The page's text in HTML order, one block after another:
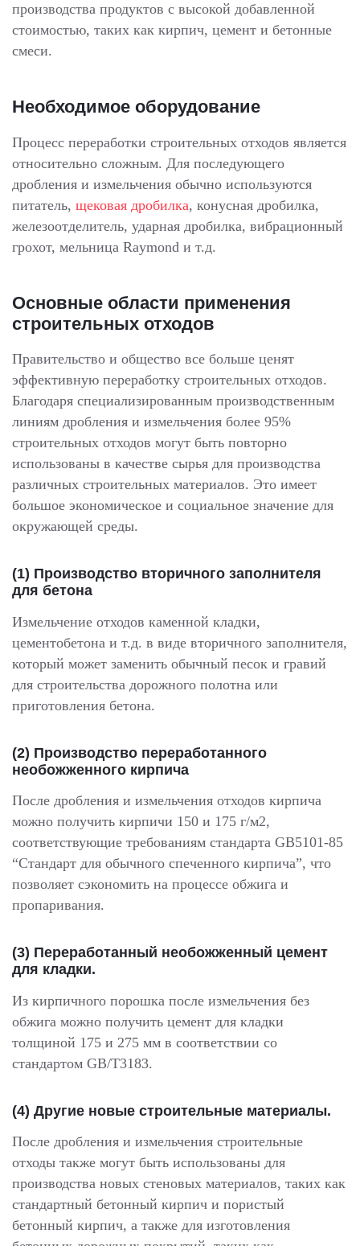
производства продуктов с высокой добавленной
стоимостью, таких как кирпич, цемент и бетонные
смеси.
Необходимое оборудование
Процесс переработки строительных отходов является
относительно сложным. Для последующего
дробления и измельчения обычно используются
питатель, щековая дробилка, конусная дробилка,
железоотделитель, ударная дробилка, вибрационный
грохот, мельница Raymond и т.д.
Основные области применения
строительных отходов
Правительство и общество все больше ценят
эффективную переработку строительных отходов.
Благодаря специализированным производственным
линиям дробления и измельчения более 95%
строительных отходов могут быть повторно
использованы в качестве сырья для производства
различных строительных материалов. Это имеет
большое экономическое и социальное значение для
окружающей среды.
(1) Производство вторичного заполнителя
для бетона
Измельчение отходов каменной кладки,
цементобетона и т.д. в виде вторичного заполнителя,
который может заменить обычный песок и гравий
для строительства дорожного полотна или
приготовления бетона.
(2) Производство переработанного
необожженного кирпича
После дробления и измельчения отходов кирпича
можно получить кирпичи 150 и 175 г/м2,
соответствующие требованиям стандарта GB5101-85
“Стандарт для обычного спеченного кирпича”, что
позволяет сэкономить на процессе обжига и
пропаривания.
(3) Переработанный необожженный цемент
для кладки.
Из кирпичного порошка после измельчения без
обжига можно получить цемент для кладки
толщиной 175 и 275 мм в соответствии со
стандартом GB/T3183.
(4) Другие новые строительные материалы.
После дробления и измельчения строительные
отходы также могут быть использованы для
производства новых стеновых материалов, таких как
стандартный бетонный кирпич и пористый
бетонный кирпич, а также для изготовления